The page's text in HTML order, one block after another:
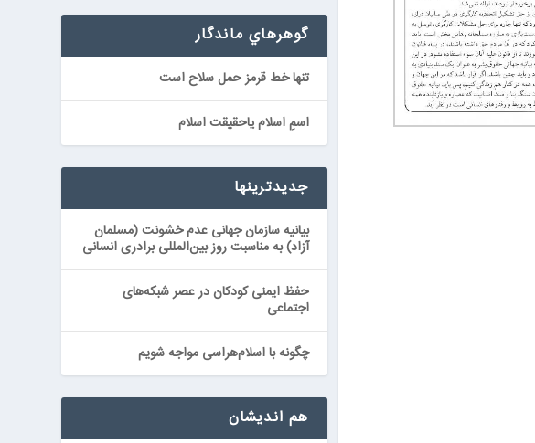
گوهرهاي ماندگار
تنها خط قرمز حمل سلاح است
اسمِ اسلام ياحقیقت اسلام
جدیدترینها
بیانیه سازمان جهانی عدم خشونت (مسلمان
آزاد) به مناسبت روز بین‌المللی برادری انسانی
حفظ ایمنی کودکان در عصر شبکه‌های
اجتماعی
چگونه با اسلام‌هراسی مواجه شویم
هم اندیشان